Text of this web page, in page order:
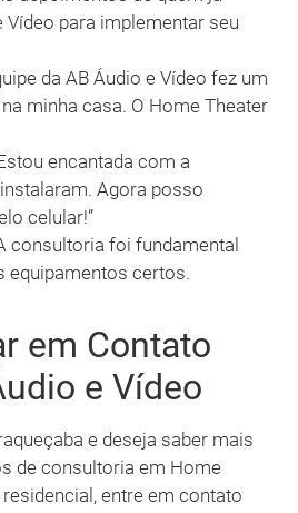
Vídeo para implementar seu
da AB Áudio e Vídeo fez um
minha casa. O Home Theater
encantada com a
Agora posso
celular!”
consultoria foi fundamental
equipamentos certos.
em Contato
e Vídeo
e deseja saber mais
de consultoria em Home
entre em contato